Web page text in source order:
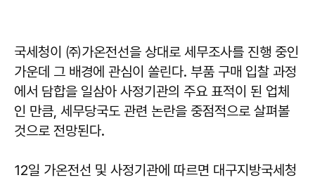
국세청이 ㈜가온전선을 상대로 세무조사를 진행 중인
가운데 그 배경에 관심이 쏠린다. 부품 구매 입찰 과정
에서 담합을 일삼아 사정기관의 주요 표적이 된 업체
인 만큼, 세무당국도 관련 논란을 중점적으로 살펴볼
것으로 전망된다.
12일 가온전선 및 사정기관에 따르면 대구지방국세청